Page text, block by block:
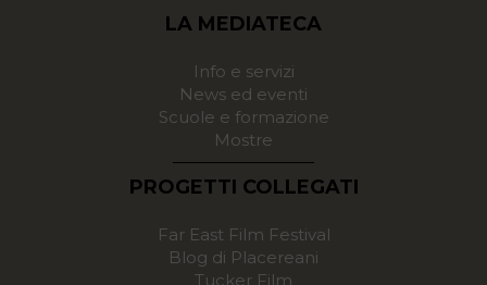
LA MEDIATECA
Info e servizi
News ed eventi
Scuole e formazione
Mostre
PROGETTI COLLEGATI
Far East Film Festival
Blog di Placereani
Tucker Film